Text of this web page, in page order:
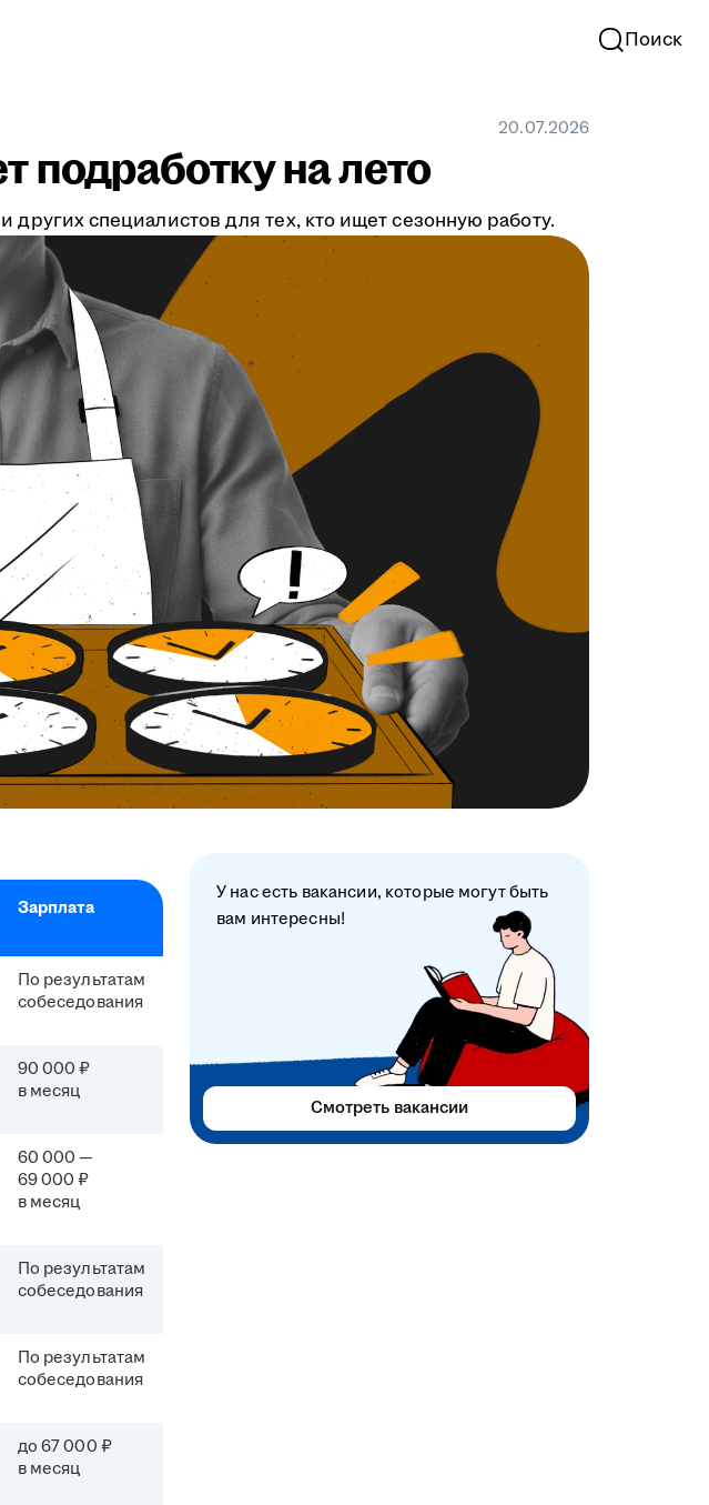
Поиск
20.07.2026
подработку на лето
специалистов для тех, кто ищет сезонную работу.
Зарплата
По результатам
собеседования
90 000 ₽
в месяц
60 000 —
69 000 ₽
в месяц
По результатам
собеседования
По результатам
собеседования
до 67 000 ₽
в месяц
У нас есть вакансии, которые могут быть
вам интересны!
Смотреть вакансии